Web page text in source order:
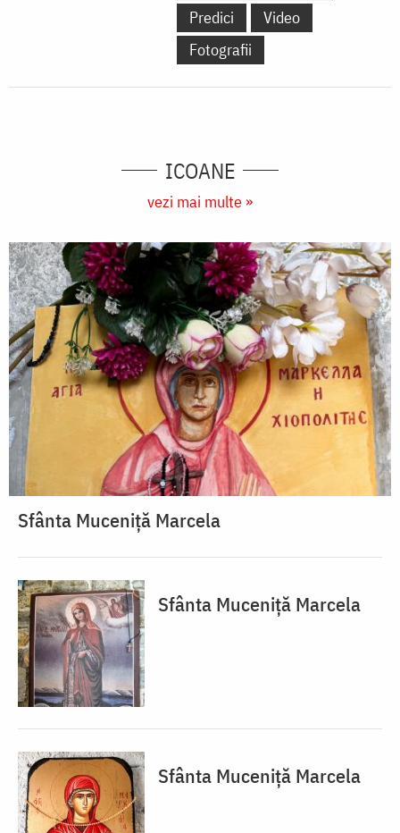
Predici
Video
Fotografii
ICOANE
vezi mai multe »
Sfânta Muceniță Marcela
Sfânta Muceniță Marcela
Sfânta Muceniță Marcela